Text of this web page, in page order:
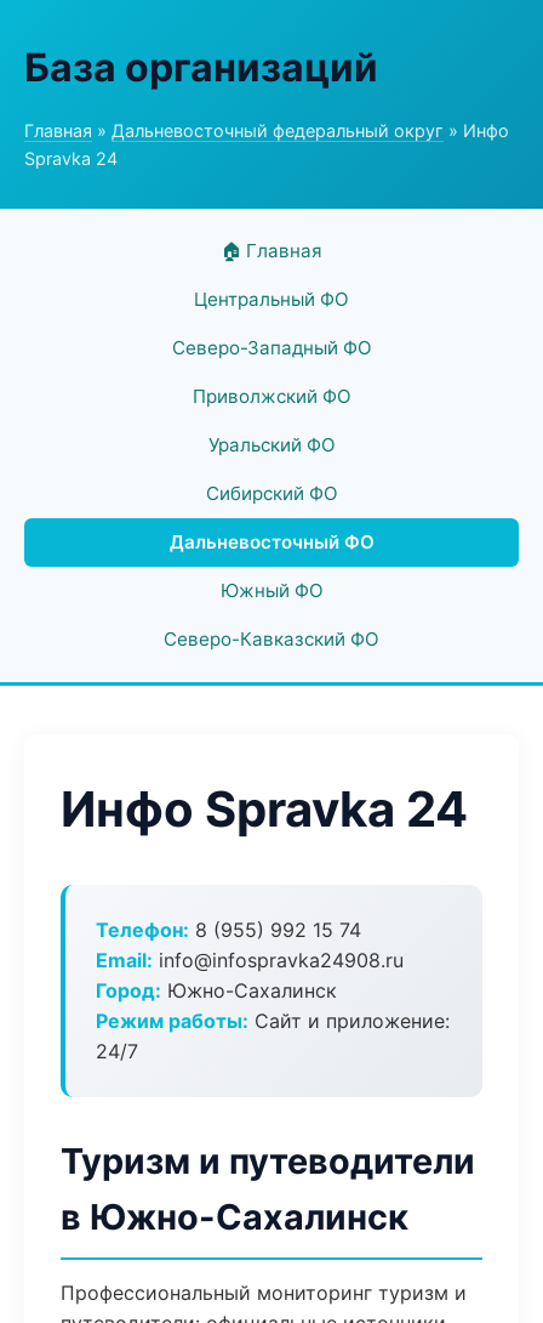
База организаций
Главная » Дальневосточный федеральный округ » Инфо
Spravka 24
🏠 Главная
Центральный ФО
Северо-Западный ФО
Приволжский ФО
Уральский ФО
Сибирский ФО
Дальневосточный ФО
Южный ФО
Северо-Кавказский ФО
Инфо Spravka 24
Телефон: 8 (955) 992 15 74
Email: info@infospravka24908.ru
Город: Южно-Сахалинск
Режим работы: Сайт и приложение:
24/7
Туризм и путеводители
в Южно-Сахалинск
Профессиональный мониторинг туризм и